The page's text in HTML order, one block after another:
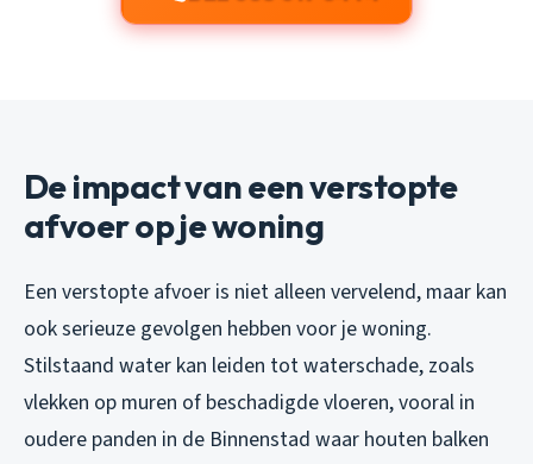
De impact van een verstopte
afvoer op je woning
Een verstopte afvoer is niet alleen vervelend, maar kan
ook serieuze gevolgen hebben voor je woning.
Stilstaand water kan leiden tot waterschade, zoals
vlekken op muren of beschadigde vloeren, vooral in
oudere panden in de Binnenstad waar houten balken